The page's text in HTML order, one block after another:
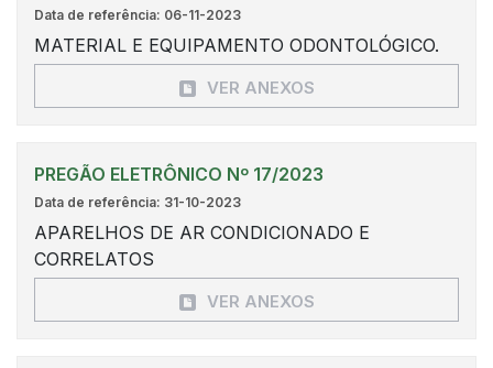
Data de referência: 06-11-2023
MATERIAL E EQUIPAMENTO ODONTOLÓGICO.
VER ANEXOS
PREGÃO ELETRÔNICO Nº 17/2023
Data de referência: 31-10-2023
APARELHOS DE AR CONDICIONADO E
CORRELATOS
VER ANEXOS